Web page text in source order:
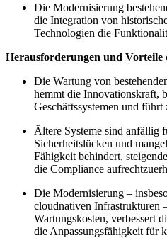
Die Modernisierung
die Integration von
Technologien die
Herausforderungen und
Die Wartung von
hemmt die Innovationskraft,
Geschäftssystemen und
Ältere Systeme sind anfällig
Sicherheitslücken und
Fähigkeit behindert,
die Compliance
Die Modernisierung –
cloudnativen Infrastrukturen
Wartungskosten, verbessert
die Anpassungsfähigkeit für